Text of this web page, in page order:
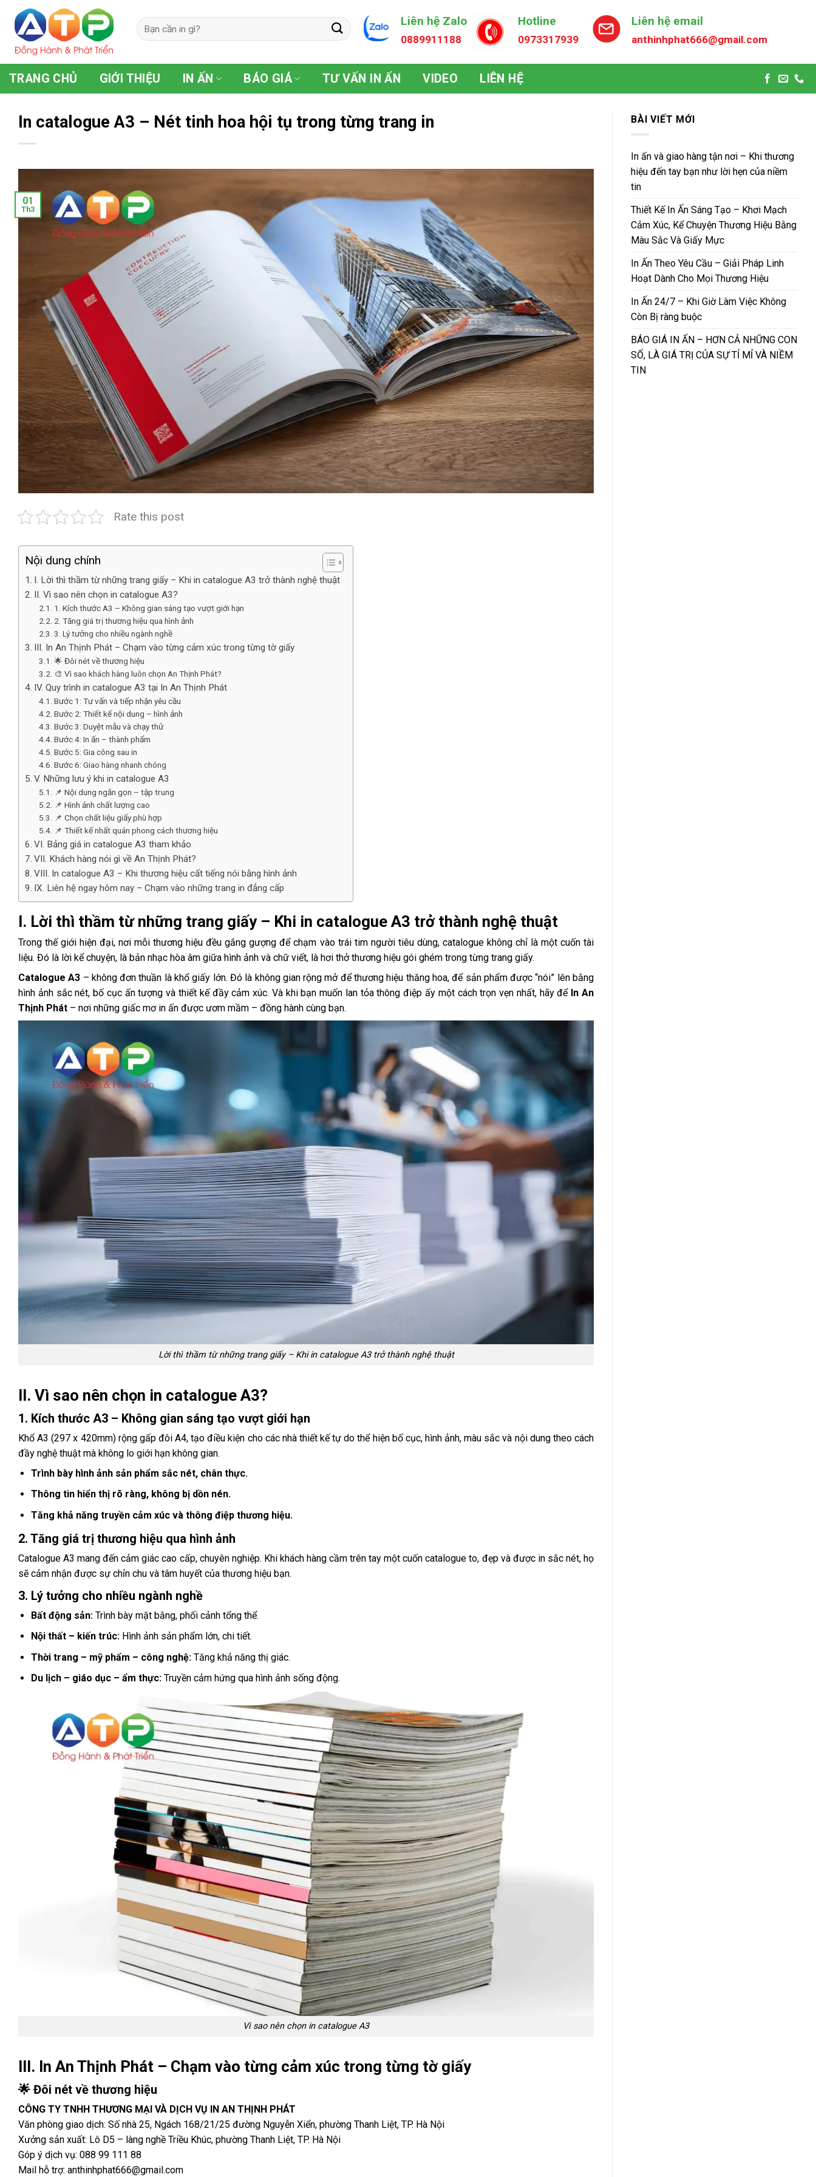
content
Liên hệ Zalo
0889911188
Hotline
0973317939
Liên hệ email
anthinhphat666@gmail.com
TRANG CHỦ GIỚI THIỆU IN ẤN BÁO GIÁ TƯ VẤN IN ẤN VIDEO LIÊN HỆ
In catalogue A3 – Nét tinh hoa hội tụ trong từng trang in
01
Th3
Rate this post
Nội dung chính
I. Lời thì thầm từ những trang giấy – Khi in catalogue A3 trở thành nghệ thuật
II. Vì sao nên chọn in catalogue A3?
1. Kích thước A3 – Không gian sáng tạo vượt giới hạn
2. Tăng giá trị thương hiệu qua hình ảnh
3. Lý tưởng cho nhiều ngành nghề
III. In An Thịnh Phát – Chạm vào từng cảm xúc trong từng tờ giấy
🌟 Đôi nét về thương hiệu
🎨 Vì sao khách hàng luôn chọn An Thịnh Phát?
IV. Quy trình in catalogue A3 tại In An Thịnh Phát
Bước 1: Tư vấn và tiếp nhận yêu cầu
Bước 2: Thiết kế nội dung – hình ảnh
Bước 3: Duyệt mẫu và chạy thử
Bước 4: In ấn – thành phẩm
Bước 5: Gia công sau in
Bước 6: Giao hàng nhanh chóng
V. Những lưu ý khi in catalogue A3
📌 Nội dung ngắn gọn – tập trung
📌 Hình ảnh chất lượng cao
📌 Chọn chất liệu giấy phù hợp
📌 Thiết kế nhất quán phong cách thương hiệu
VI. Bảng giá in catalogue A3 tham khảo
VII. Khách hàng nói gì về An Thịnh Phát?
VIII. In catalogue A3 – Khi thương hiệu cất tiếng nói bằng hình ảnh
IX. Liên hệ ngay hôm nay – Chạm vào những trang in đẳng cấp
I. Lời thì thầm từ những trang giấy – Khi in catalogue A3 trở thành nghệ thuật
Trong thế giới hiện đại, nơi mỗi thương hiệu đều gắng gượng để chạm vào trái tim người tiêu dùng, catalogue không chỉ là một cuốn tài
liệu. Đó là lời kể chuyện, là bản nhạc hòa âm giữa hình ảnh và chữ viết, là hơi thở thương hiệu gói ghém trong từng trang giấy.
Catalogue A3 – không đơn thuần là khổ giấy lớn. Đó là không gian rộng mở để thương hiệu thăng hoa, để sản phẩm được “nói” lên bằng
hình ảnh sắc nét, bố cục ấn tượng và thiết kế đầy cảm xúc. Và khi bạn muốn lan tỏa thông điệp ấy một cách trọn vẹn nhất, hãy để In An
Thịnh Phát – nơi những giấc mơ in ấn được ươm mầm – đồng hành cùng bạn.
Lời thì thầm từ những trang giấy – Khi in catalogue A3 trở thành nghệ thuật
II. Vì sao nên chọn in catalogue A3?
1. Kích thước A3 – Không gian sáng tạo vượt giới hạn
Khổ A3 (297 x 420mm) rộng gấp đôi A4, tạo điều kiện cho các nhà thiết kế tự do thể hiện bố cục, hình ảnh, màu sắc và nội dung theo cách
đầy nghệ thuật mà không lo giới hạn không gian.
Trình bày hình ảnh sản phẩm sắc nét, chân thực.
Thông tin hiển thị rõ ràng, không bị dồn nén.
Tăng khả năng truyền cảm xúc và thông điệp thương hiệu.
2. Tăng giá trị thương hiệu qua hình ảnh
Catalogue A3 mang đến cảm giác cao cấp, chuyên nghiệp. Khi khách hàng cầm trên tay một cuốn catalogue to, đẹp và được in sắc nét, họ
sẽ cảm nhận được sự chỉn chu và tâm huyết của thương hiệu bạn.
3. Lý tưởng cho nhiều ngành nghề
Bất động sản:Trình bày mặt bằng, phối cảnh tổng thể.
Nội thất – kiến trúc:Hình ảnh sản phẩm lớn, chi tiết.
Thời trang – mỹ phẩm – công nghệ:Tăng khả năng thị giác.
Du lịch – giáo dục – ẩm thực:Truyền cảm hứng qua hình ảnh sống động.
Vì sao nên chọn in catalogue A3
III. In An Thịnh Phát – Chạm vào từng cảm xúc trong từng tờ giấy
🌟 Đôi nét về thương hiệu
CÔNG TY TNHH THƯƠNG MẠI VÀ DỊCH VỤ IN AN THỊNH PHÁT
Văn phòng giao dịch: Số nhà 25, Ngách 168/21/25 đường Nguyễn Xiển, phường Thanh Liệt, TP. Hà Nội
Xưởng sản xuất: Lô D5 – làng nghề Triều Khúc, phường Thanh Liệt, TP. Hà Nội
Góp ý dịch vụ: 088 99 111 88
Mail hỗ trợ: anthinhphat666@gmail.com
BÀI VIẾT MỚI
In ấn và giao hàng tận nơi – Khi thương
hiệu đến tay bạn như lời hẹn của niềm
tin
Thiết Kế In Ấn Sáng Tạo – Khơi Mạch
Cảm Xúc, Kể Chuyện Thương Hiệu Bằng
Màu Sắc Và Giấy Mực
In Ấn Theo Yêu Cầu – Giải Pháp Linh
Hoạt Dành Cho Mọi Thương Hiệu
In Ấn 24/7 – Khi Giờ Làm Việc Không
Còn Bị ràng buộc
BÁO GIÁ IN ẤN – HƠN CẢ NHỮNG CON
SỐ, LÀ GIÁ TRỊ CỦA SỰ TỈ MỈ VÀ NIỀM
TIN